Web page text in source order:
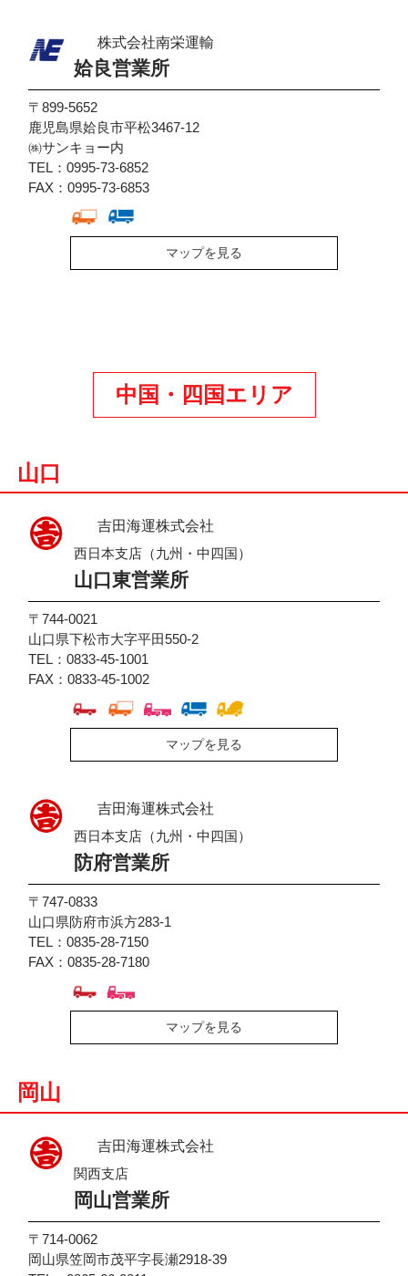
株式会社南栄運輸
姶良営業所
〒899-5652
鹿児島県姶良市平松3467-12
㈱サンキョー内
TEL：0995-73-6852
FAX：0995-73-6853
マップを見る
中国・四国エリア
山口
吉田海運株式会社
西日本支店（九州・中四国）
山口東営業所
〒744-0021
山口県下松市大字平田550-2
TEL：0833-45-1001
FAX：0833-45-1002
マップを見る
吉田海運株式会社
西日本支店（九州・中四国）
防府営業所
〒747-0833
山口県防府市浜方283-1
TEL：0835-28-7150
FAX：0835-28-7180
マップを見る
岡山
吉田海運株式会社
関西支店
岡山営業所
〒714-0062
岡山県笠岡市茂平字長瀬2918-39